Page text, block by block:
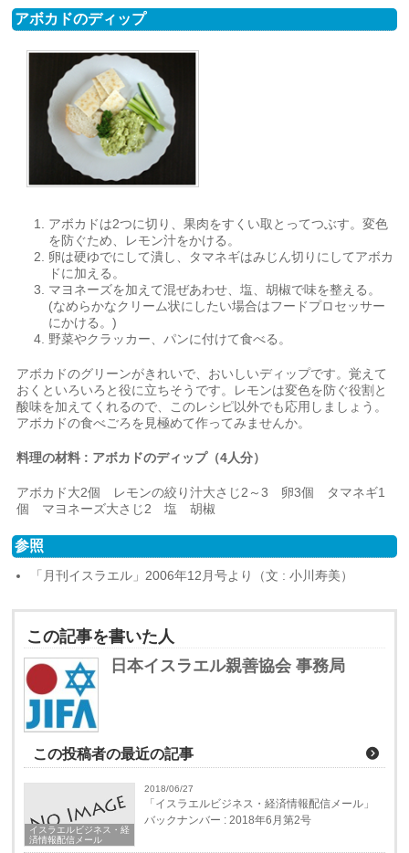
アボカドのディップ
アボカドは2つに切り、果肉をすくい取とってつぶす。変色
を防ぐため、レモン汁をかける。
卵は硬ゆでにして潰し、タマネギはみじん切りにしてアボカ
ドに加える。
マヨネーズを加えて混ぜあわせ、塩、胡椒で味を整える。
(なめらかなクリーム状にしたい場合はフードプロセッサー
にかける。)
野菜やクラッカー、パンに付けて食べる。
アボカドのグリーンがきれいで、おいしいディップです。覚えて
おくといろいろと役に立ちそうです。レモンは変色を防ぐ役割と
酸味を加えてくれるので、このレシピ以外でも応用しましょう。
アボカドの食べごろを見極めて作ってみませんか。
料理の材料 : アボカドのディップ（4人分）
アボカド大2個 レモンの絞り汁大さじ2～3 卵3個 タマネギ1
個 マヨネーズ大さじ2 塩 胡椒
参照
「月刊イスラエル」2006年12月号より（文 : 小川寿美）
この記事を書いた人
日本イスラエル親善協会 事務局
この投稿者の最近の記事
イスラエルビジネス・経
済情報配信メール
2018/06/27
「イスラエルビジネス・経済情報配信メール」
バックナンバー : 2018年6月第2号